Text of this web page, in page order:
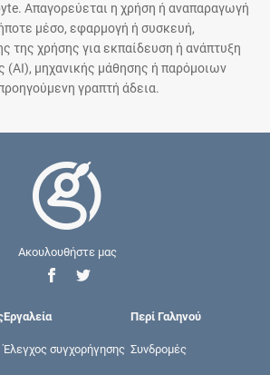
Απαγορεύεται η χρήση ή αναπαραγωγή
μέσο, εφαρμογή ή συσκευή,
της χρήσης για εκπαίδευση ή ανάπτυξη
(AI), μηχανικής μάθησης ή παρόμοιων
γραπτή άδεια.
Ακουλουθήστε μας
Εργαλεία
Έλεγχος συγχορήγησης
Περί Γαληνού
Συνδρομές